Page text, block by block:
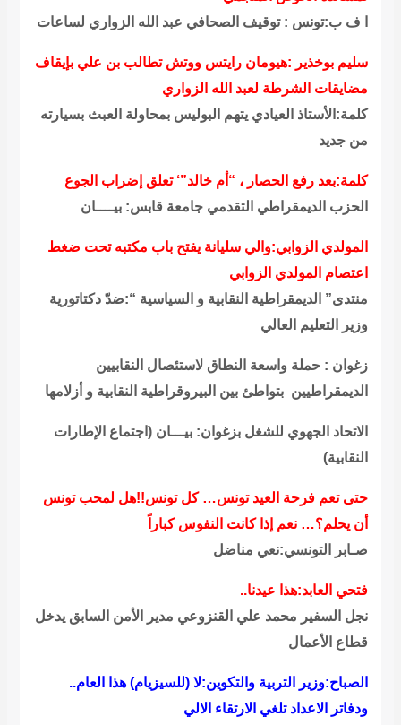
ا ف ب:تونس : توقيف الصحافي عبد الله الزواري لساعات
سليم بوخذير :هيومان رايتس ووتش تطالب بن علي بإيقاف
مضايقات الشرطة لعبد الله الزواري
كلمة:الأستاذ العيادي يتهم البوليس بمحاولة العبث بسيارته
من جديد
كلمة:بعد رفع الحصار ، “أم خالد”‘ تعلق إضراب الجوع
الحزب الديمقراطي التقدمي جامعة قابس: بيــــان
المولدي الزوابي:والي سليانة يفتح باب مكتبه تحت ضغط
اعتصام المولدي الزوابي
منتدى” الديمقراطية النقابية و السياسية “:ضدّ دكتاتورية
وزير التعليم العالي
زغوان : حملة واسعة النطاق لاستئصال النقابيين
الديمقراطيين بتواطئ بين البيروقراطية النقابية و أزلامها
الاتحاد الجهوي للشغل بزغوان: بيـــان (اجتماع الإطارات
النقابية)
حتى تعم فرحة العيد تونس… كل تونس!!هل لمحب تونس
أن يحلم؟… نعم إذا كانت النفوس كباراً
صـابر التونسي:نعي مناضل
فتحي العابد:هذا عيدنا..
نجل السفير محمد علي القنزوعي مدير الأمن السابق يدخل
قطاع الأعمال
الصباح:وزير التربية والتكوين:لا (للسيزيام) هذا العام..
ودفاتر الاعداد تلغي الارتقاء الالي